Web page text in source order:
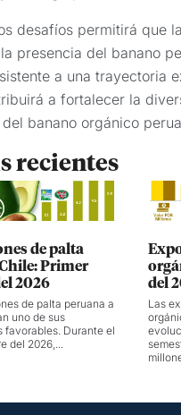
desafíos permitirá que
presencia del banano
a una trayectoria
a fortalecer la
banano orgánico
recientes
de palta
Primer
2026
de palta peruana a
uno de sus
favorables. Durante el
del 2026,...
del
Las